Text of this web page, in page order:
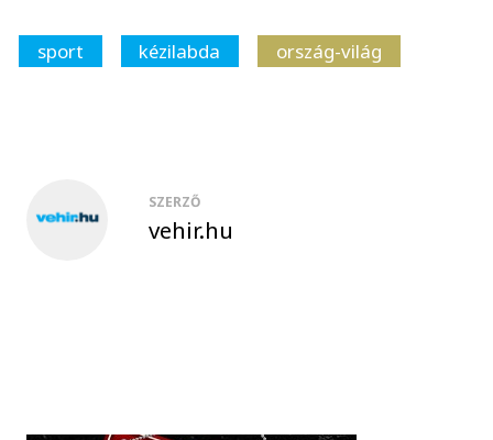
sport kézilabda ország-világ
SZERZŐ
vehir.hu